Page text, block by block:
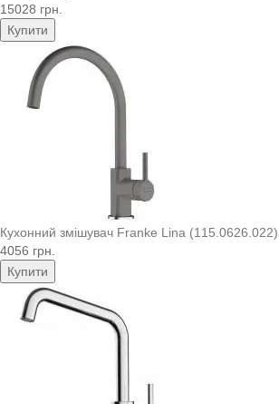
15028 грн.
Купити
Кухонний змішувач Franke Lina (115.0626.022)..
4056 грн.
Купити